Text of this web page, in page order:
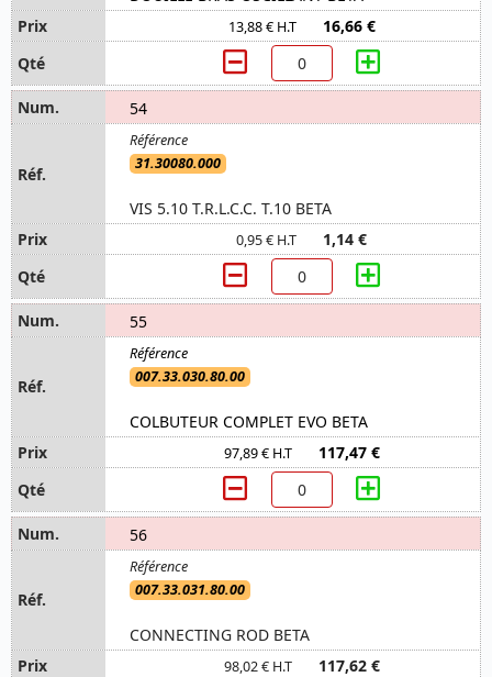
13,88 € H.T 16,66 €
54
31.30080.000
VIS 5.10 T.R.L.C.C. T.10 BETA
0,95 € H.T 1,14 €
55
007.33.030.80.00
COLBUTEUR COMPLET EVO BETA
97,89 € H.T 117,47 €
56
007.33.031.80.00
CONNECTING ROD BETA
98,02 € H.T 117,62 €